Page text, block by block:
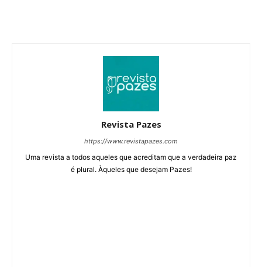
Revista Pazes
https://www.revistapazes.com
Uma revista a todos aqueles que acreditam que a verdadeira paz
é plural. Àqueles que desejam Pazes!